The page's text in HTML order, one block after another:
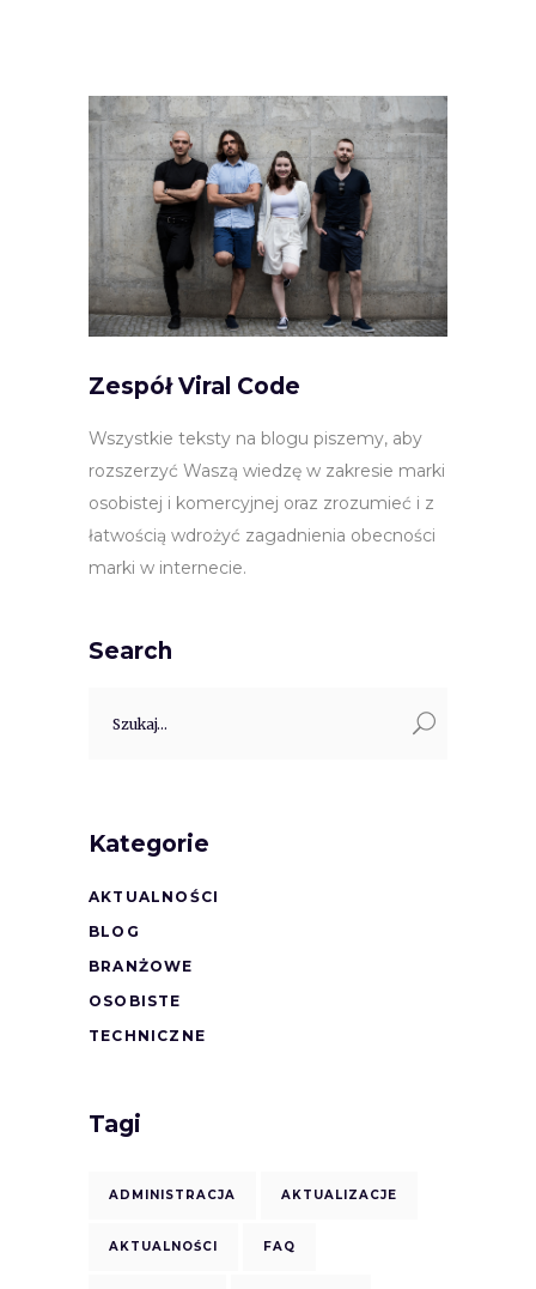
Zespół Viral Code
Wszystkie teksty na blogu piszemy, aby
rozszerzyć Waszą wiedzę w zakresie marki
osobistej i komercyjnej oraz zrozumieć i z
łatwością wdrożyć zagadnienia obecności
marki w internecie.
Search
for:
Kategorie
AKTUALNOŚCI
BLOG
BRANŻOWE
OSOBISTE
TECHNICZNE
Tagi
ADMINISTRACJA AKTUALIZACJE
AKTUALNOŚCI FAQ